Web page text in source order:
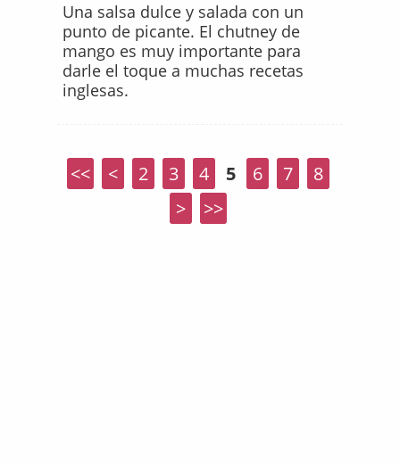
Una salsa dulce y salada con un
punto de picante. El chutney de
mango es muy importante para
darle el toque a muchas recetas
inglesas.
<< < 2 3 4 5 6 7
8
>
>>